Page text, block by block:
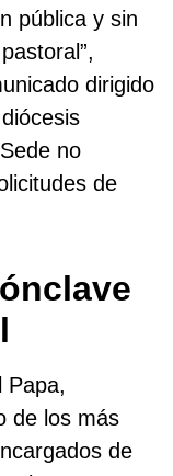
pública y sin
dirigido
no
de
Papa,
de los más
de